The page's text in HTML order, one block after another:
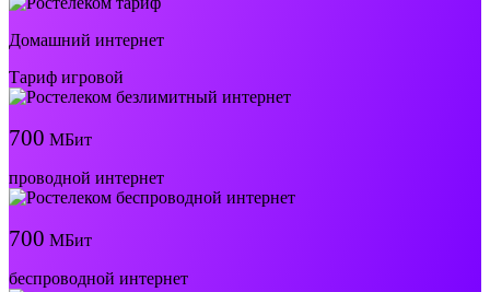
Домашний интернет
Тариф игровой
700 МБит
проводной интернет
700 МБит
беспроводной интернет